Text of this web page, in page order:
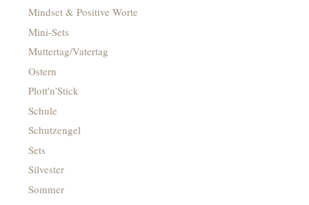
Mindset & Positive Worte
Mini-Sets
Muttertag/Vatertag
Ostern
Plott'n'Stick
Schule
Schutzengel
Sets
Silvester
Sommer